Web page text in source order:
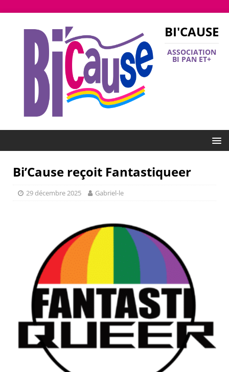
BI'CAUSE
ASSOCIATION
BI PAN ET+
Bi’Cause reçoit Fantastiqueer
29 décembre 2025 Gabriel-le